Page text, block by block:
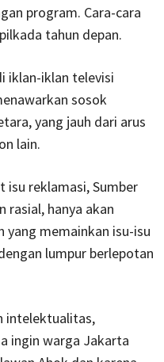
program. Cara-cara
tahun depan.
iklan-iklan televisi
sosok
yang jauh dari arus
lain.
reklamasi, Sumber
rasial, hanya akan
yang memainkan isu-isu
lumpur berlepotan
intelektualitas,
ingin warga Jakarta